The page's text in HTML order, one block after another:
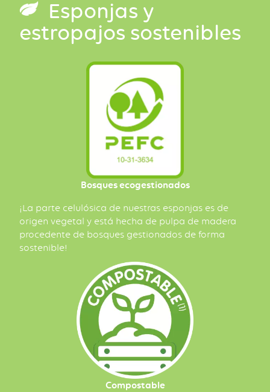
Esponjas y
estropajos sostenibles
Bosques ecogestionados
¡La parte celulósica de nuestras esponjas es de
origen vegetal y está hecha de pulpa de madera
procedente de bosques gestionados de forma
sostenible!
Compostable